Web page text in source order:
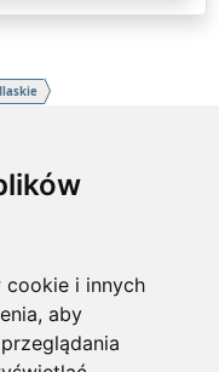
i innych
aby
dostawców usług